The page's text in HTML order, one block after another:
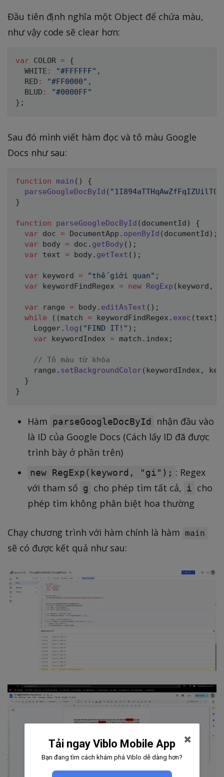
Đầu tiên định nghĩa một Object để chứa màu,
như vậy code sẽ clear hơn:
var COLOR = {
WHITE : "#FFFFFF" ,
RED : "#FF0000" ,
BLUD :
"#0000FF"
} ;
Sau đó mình viết hàm đọc và tô màu Google
Docs như sau:
function main ( )
{
parseGoogleDocById (
}
function parseGoogleDocById ( documentId )
{
var doc = DocumentApp . openById ( documentId ) ;
var body = doc . getBody ( ) ;
var text = body. getText ( ) ;
var keyword = "thế giới quan" ;
var keywordFindRegex = new RegExp ( keyword ,
var range = body. editAsText ( ) ;
while
( ( match = keywordFindRegex . exec ( text )
    Logger
. log ( "FIND IT!" ) ;
var keywordIndex = match . index ;
// Tô màu từ khóa
    range
. setBackgroundColor( keywordIndex ,
}
}
Hàm parseGoogleDocById
nhận đầu vào
là ID của Google Docs (Cách lấy ID đã được
trình bày ở phần trên)
new RegExp(keyword, "gi"); : Regex
với tham số g cho phép tìm tất cả, i cho
phép tìm không phân biệt hoa thường
Chạy chương trình với hàm chính là hàm main
sẽ có được kết quả như sau:
Tải ngay Viblo Mobile App
Bạn đang tìm cách khám phá Viblo dễ dàng hơn?